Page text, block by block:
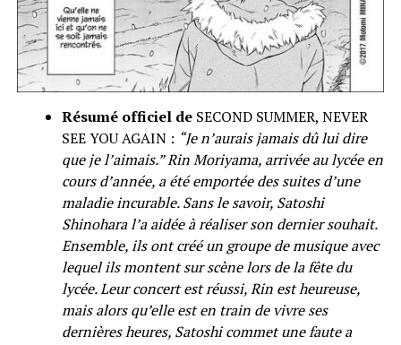
Résumé officiel deSECOND SUMMER, NEVER
SEE YOU AGAIN : “Je n’aurais jamais dû lui dire
que je l’aimais.” Rin Moriyama, arrivée au lycée en
cours d’année, a été emportée des suites d’une
maladie incurable. Sans le savoir, Satoshi
Shinohara l’a aidée à réaliser son dernier souhait.
Ensemble, ils ont créé un groupe de musique avec
lequel ils montent sur scène lors de la fête du
lycée. Leur concert est réussi, Rin est heureuse,
mais alors qu’elle est en train de vivre ses
dernières heures, Satoshi commet une faute a